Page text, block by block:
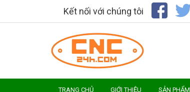
Kết nối với chúng tôi
TRANG CHỦ GIỚI THIỆU SẢN PHẨM